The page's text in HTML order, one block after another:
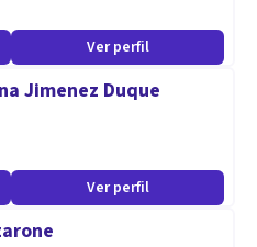
escucha activa
Ver perfil
Jimenez Duque
Ver perfil